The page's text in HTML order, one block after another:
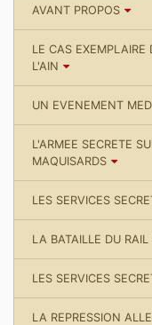
AVANT PROPOS
LE CAS EXEMPLAIRE
L'AIN
UN EVENEMENT
L'ARMEE SECRETE
MAQUISARDS
LES SERVICES
LA BATAILLE DU
LES SERVICES
LA REPRESSION